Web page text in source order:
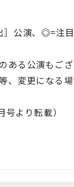
］公演、◎=注
る公演もござ
、変更になる
号より転載）